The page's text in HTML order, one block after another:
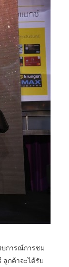
บการณ์การชม
กค้าจะได้รับ